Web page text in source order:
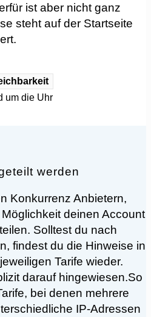
ist aber nicht ganz
steht auf der Startseite
um die Uhr
werden
deinen Account
Solltest du nach
findest du die Hinweise in
Tarife wieder.
darauf hingewiesen.So
bei denen mehrere
IP-Adressen